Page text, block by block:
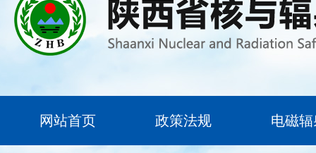
网站首页 政策法规 电磁